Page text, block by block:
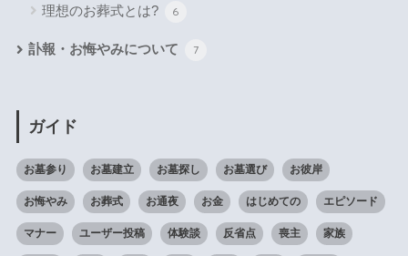
理想のお葬式とは? 6
訃報・お悔やみについて 7
ガイド
お墓参り お墓建立 お墓探し お墓選び お彼岸
お悔やみ お葬式 お通夜 お金 はじめての エピソード
マナー ユーザー投稿 体験談 反省点 喪主 家族